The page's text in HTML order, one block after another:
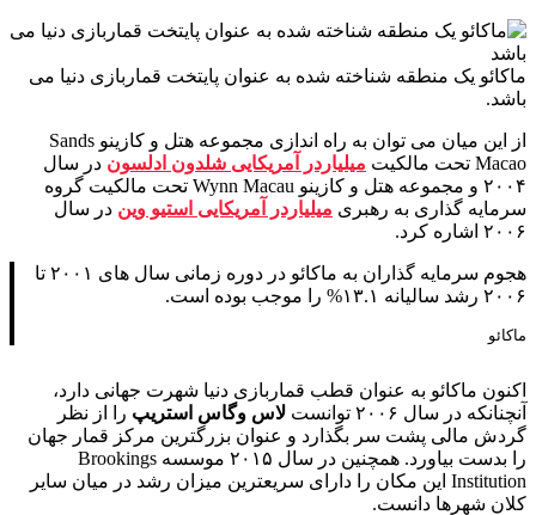
ماکائو یک منطقه شناخته شده به عنوان پایتخت قماربازی دنیا می
باشد.
از این میان می توان به راه اندازی مجموعه هتل و کازینو Sands
Macao تحت مالکیت
میلیاردر آمریکایی شلدون ادلسون در سال
۲۰۰۴ و مجموعه هتل و کازینو Wynn Macau تحت مالکیت گروه
سرمایه گذاری به رهبری میلیاردر آمریکایی استیو وین در سال
۲۰۰۶ اشاره کرد.
هجوم سرمایه گذاران به ماکائو در دوره زمانی سال های ۲۰۰۱ تا
۲۰۰۶ رشد سالیانه ۱۳.۱% را موجب بوده است.
ماکائو
اکنون ماکائو به عنوان قطب قماربازی دنیا شهرت جهانی دارد،
آنچنانکه در سال ۲۰۰۶ توانست
لاس وگاس استریپ را از نظر
گردش مالی پشت سر بگذارد و عنوان بزرگترین مرکز قمار جهان
را بدست بیاورد. همچنین در سال ۲۰۱۵ موسسه Brookings
Institution این مکان را دارای سریعترین میزان رشد در میان سایر
کلان شهرها دانست.